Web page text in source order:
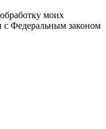
моих
с Федеральным законом